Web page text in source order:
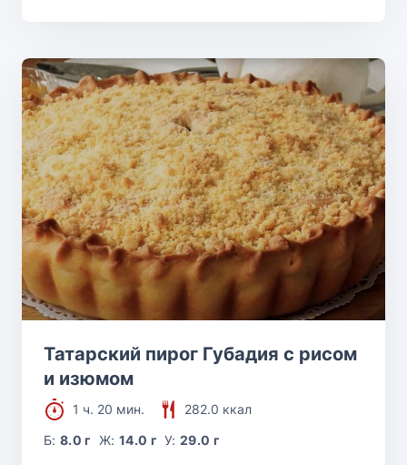
Татарский пирог Губадия с рисом
и изюмом
1 ч. 20 мин.
282.0 ккал
Б:8.0 г Ж: 14.0 г У:29.0 г